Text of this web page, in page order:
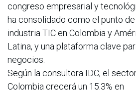
congreso empresarial y
ha consolidado como el punto
industria TIC en Colombia y
Latina, y una plataforma clave
negocios.
Según la consultora IDC, el
Colombia crecerá un 15.3% en